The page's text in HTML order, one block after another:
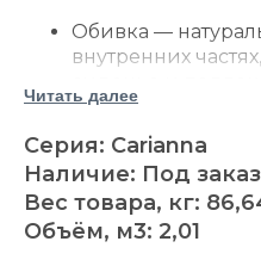
Обивка —
внутренних
участки
кожи,
Цвет — теплый
выразительной
Стиль —
современным
Читать далее
Серия: Carianna
Наличие: Под заказ
Вес товара, кг:
Объём, м3: 2,01